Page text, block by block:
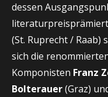
dessen
(St. Ruprecht / Raab)
sich die
Komponisten Franz
Bolterauer(Graz)